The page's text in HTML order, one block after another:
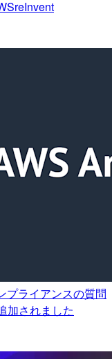
プライアンスの質問
加されました